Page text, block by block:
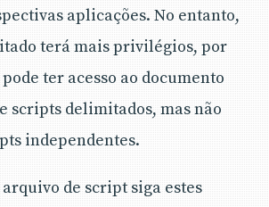
aplicações. No entanto,
terá mais privilégios, por
ter acesso ao documento
scripts delimitados, mas não
independentes.
de script siga estes